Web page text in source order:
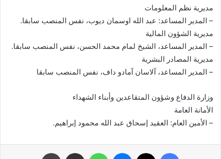
مديرية نظم المعلومات
– المدير المساعد: عبد الله اوسمان ديوب، نفس المنصب سابقا.
مديرية الشؤون المالية
– المدير المساعد، الشيخ لمام محمد الحسن، نفس المنصب سابقا.
مديرية المصادر البشرية
– المدير المساعد، آلاسان آمادو داف، نفس المنصب سابقا
وزارة الدفاع وشؤون المتقاعدين وأبناء الشهداء
الأمانة العامة
– الأمين العام: العقيد إسحاق عبد الله محمود إبراهيم.
فيسبوك ماسنجر واتساب مشاركة عبر البريد